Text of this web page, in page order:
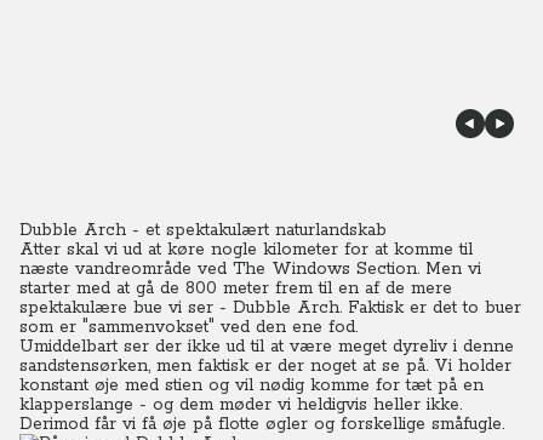
Dubble Arch - et spektakulært naturlandskab
Atter skal vi ud at køre nogle kilometer for at komme til
næste vandreområde ved The Windows Section. Men vi
starter med at gå de 800 meter frem til en af de mere
spektakulære bue vi ser - Dubble Arch. Faktisk er det to buer
som er "sammenvokset" ved den ene fod.
Umiddelbart ser der ikke ud til at være meget dyreliv i denne
sandstensørken, men faktisk er der noget at se på. Vi holder
konstant øje med stien og vil nødig komme for tæt på en
klapperslange - og dem møder vi heldigvis heller ikke.
Derimod får vi få øje på flotte øgler og forskellige småfugle.